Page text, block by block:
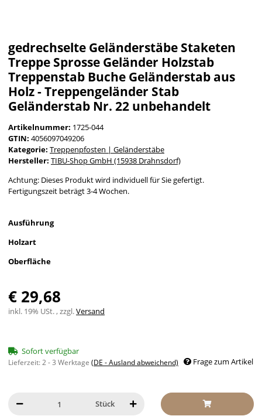
gedrechselte Geländerstäbe Staketen
Treppe Sprosse Geländer Holzstab
Treppenstab Buche Geländerstab aus
Holz - Treppengeländer Stab
Geländerstab Nr. 22 unbehandelt
Artikelnummer: 1725-044
GTIN: 4056097049206
Kategorie: Treppenpfosten | Geländerstäbe
Hersteller: TIBU-Shop GmbH (15938 Drahnsdorf)
Achtung: Dieses Produkt wird individuell für Sie gefertigt.
Fertigungszeit beträgt 3-4 Wochen.
Ausführung
Holzart
Oberfläche
€ 29,68
inkl. 19% USt. , zzgl.Versand
Sofort verfügbar
Lieferzeit:2 - 3 Werktage (DE - Ausland abweichend) Frage zum Artikel
Stück